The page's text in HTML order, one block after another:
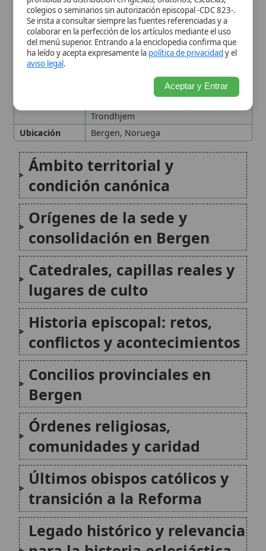
Ámbito territorial y
condición canónica
Orígenes de la sede y
consolidación en Bergen
Catedrales, capillas reales y
lugares de culto
Historia episcopal: retos,
conflictos y acontecimientos
Concilios provinciales en
Bergen
Órdenes religiosas,
comunidades y caridad
Últimos obispos católicos y
transición a la Reforma
Legado histórico y relevancia
para la historia eclesiástica
noruega
Citas y referencias
Modificado el 5 de junio de 2026 •FideScore™ 8.38
artículo
Antigua diócesis de Aarhus
La antigua diócesis de Aarhus (también
citada como Arusia o Arusiensis) fue una
sede eclesiástica medieval de la Iglesia en
Dinamarca, vinculada al desarrollo del
cristianismo en la región de Jutlandia. Su
historia reúne hitos de evangelización, la
organización territorial...